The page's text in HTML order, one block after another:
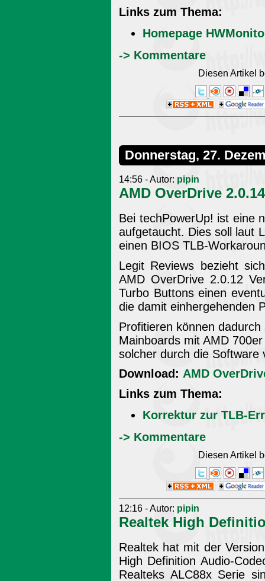
Links zum Thema:
Homepage
-> Kommentare
Diesen Artikel
Donnerstag, 27.
14:56 - Autor: pipin
AMD OverDrive
Bei techPowerUp! ist eine
aufgetaucht. Dies soll laut
einen BIOS TLB-
Legit Reviews bezieht
AMD OverDrive 2.0.12
Turbo Buttons einen
die damit einhergehenden
Profitieren können
Mainboards mit AMD
solcher durch die Software
Download: AMD
Links zum Thema:
Korrektur zur TLB-
-> Kommentare
Diesen Artikel
12:16 - Autor: pipin
Realtek High
Realtek hat mit der
High Definition Audio-
Realteks ALC88x Serie